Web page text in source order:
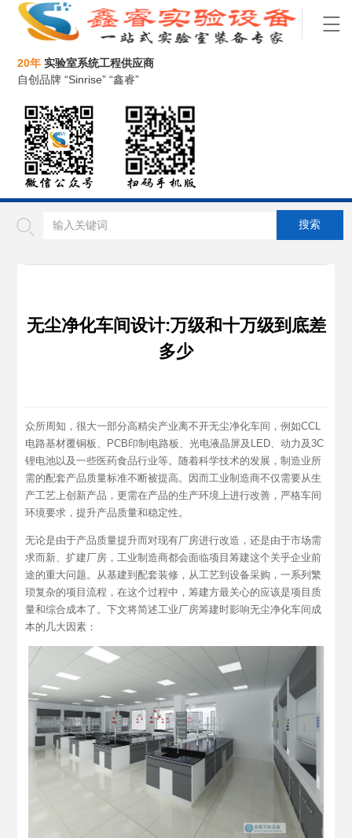
20年 实验室系统工程供应商
自创品牌 “Sinrise” “鑫睿”
无尘净化车间设计:万级和十万级到底差
多少
众所周知，很大一部分高精尖产业离不开无尘净化车间，例如CCL
电路基材覆铜板、PCB印制电路板、光电液晶屏及LED、动力及3C
锂电池以及一些医药食品行业等。随着科学技术的发展，制造业所
需的配套产品质量标准不断被提高。因而工业制造商不仅需要从生
产工艺上创新产品，更需在产品的生产环境上进行改善，严格车间
环境要求，提升产品质量和稳定性。
无论是由于产品质量提升而对现有厂房进行改造，还是由于市场需
求而新、扩建厂房，工业制造商都会面临项目筹建这个关乎企业前
途的重大问题。从基建到配套装修，从工艺到设备采购，一系列繁
琐复杂的项目流程，在这个过程中，筹建方最关心的应该是项目质
量和综合成本了。下文将简述工业厂房筹建时影响无尘净化车间成
本的几大因素：